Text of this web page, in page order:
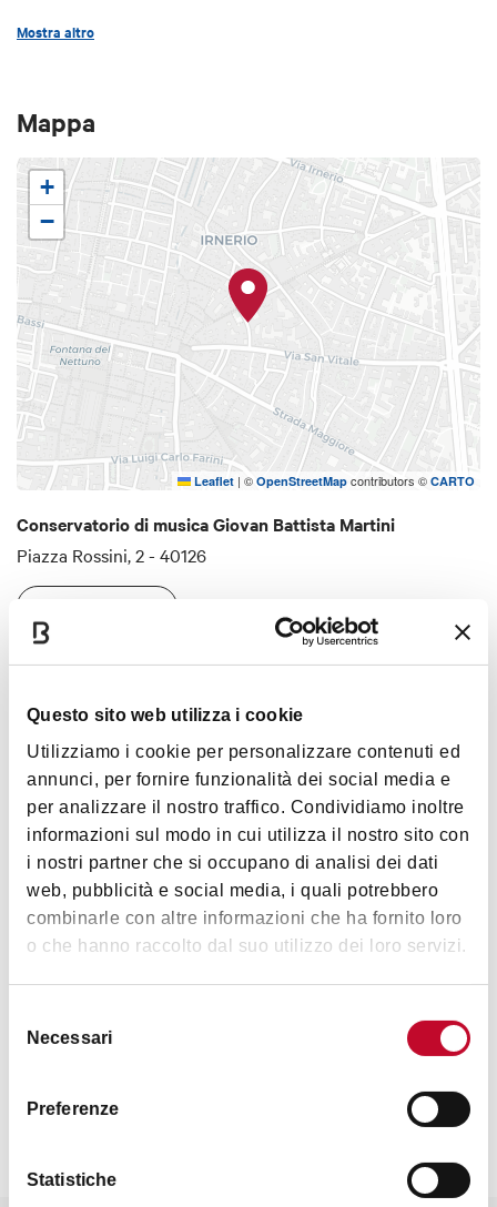
Questo sito web utilizza i cookie
Utilizziamo i cookie per personalizzare contenuti ed
annunci, per fornire funzionalità dei social media e
per analizzare il nostro traffico. Condividiamo inoltre
informazioni sul modo in cui utilizza il nostro sito con
i nostri partner che si occupano di analisi dei dati
web, pubblicità e social media, i quali potrebbero
combinarle con altre informazioni che ha fornito loro
o che hanno raccolto dal suo utilizzo dei loro servizi.
delNecessari
Preferenze
Statistiche
Pradelli. Oggi conta un centinaio di docenti,
Mostra altro
Mappa
+
−
Leaflet | © OpenStreetMap contributors © CARTO
Conservatorio di musica Giovan Battista Martini
Piazza Rossini, 2 - 40126
Interessi
Arte e Cultura
Musica e
Contatti